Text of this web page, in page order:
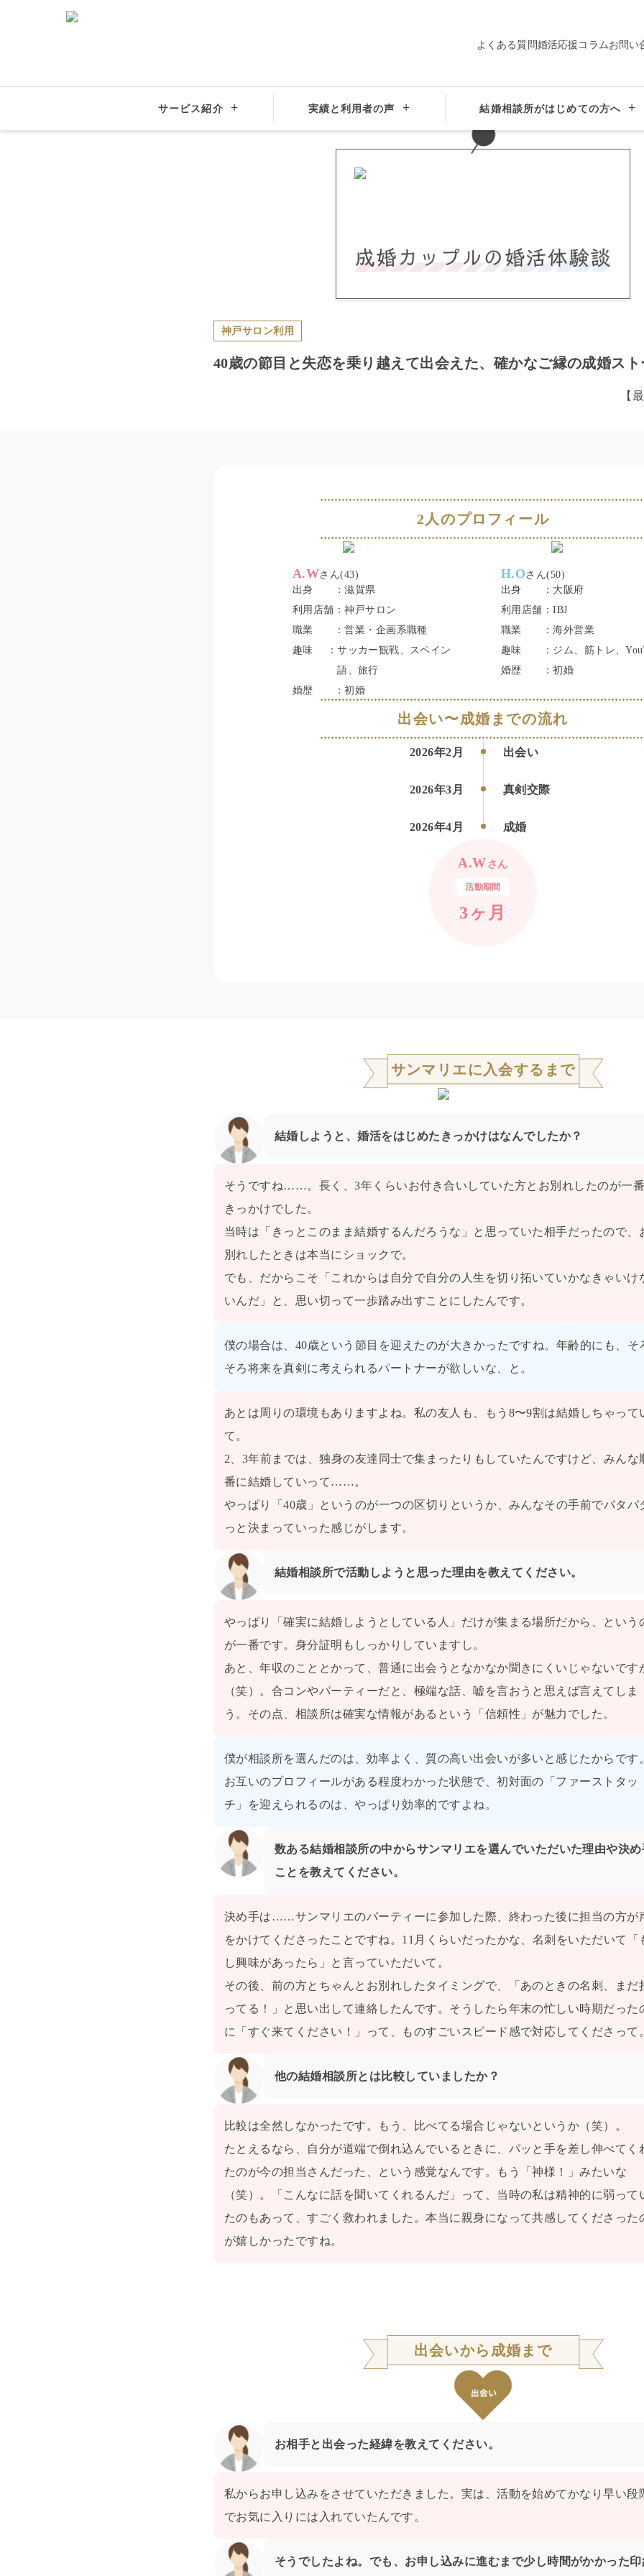
よくある質問婚活応援コラム お問い
サービス紹介 実績と利用者の声 結婚相談所がはじめての方へ
40歳の節目と失恋を乗り越えて出会えた、確かなご縁の成婚ストーリー
神戸サロン利用
40歳の節目と失恋を乗り越えて出会えた、確かなご縁の成婚ス
【
2人のプロフィール
A.Wさん(43)
出身
：滋賀県
利用店舗 ：神戸サロン
職業
：営業・企画系職種
趣味
：サッカー観戦、スペイン
語、旅行
婚歴
：初婚
H.O さん(50)
出身
： 大阪府
利用店舗 ：IBJ
職業
：海外営業
趣味
： ジム、筋トレ、
婚歴
：初婚
出会い〜成婚までの流れ
2026年2月 出会い
2026年3月 真剣交際
2026年4月 成婚
A.W さん
活動期間
3ヶ月
サンマリエに入会するまで
結婚しようと、婚活をはじめたきっかけはなんでしたか？
そうですね……。長く、3年くらいお付き合いしていた方とお別れしたのが一
きっかけでした。
当時は「きっとこのまま結婚するんだろうな」と思っていた相手だったので、
別れしたときは本当にショックで。
でも、だからこそ「これからは自分で自分の人生を切り拓いていかなきゃいけ
いんだ」と、思い切って一歩踏み出すことにしたんです。
僕の場合は、40歳という節目を迎えたのが大きかったですね。年齢的にも、そ
そろ将来を真剣に考えられるパートナーが欲しいな、と。
あとは周りの環境もありますよね。私の友人も、もう8〜9割は結婚しちゃって
て。
2、3年前までは、独身の友達同士で集まったりもしていたんですけど、みんな
番に結婚していって……。
やっぱり「40歳」というのが一つの区切りというか、みんなその手前でパタパ
っと決まっていった感じがします。
結婚相談所で活動しようと思った理由を教えてください。
やっぱり「確実に結婚しようとしている人」だけが集まる場所だから、という
が一番です。身分証明もしっかりしていますし。
あと、年収のこととかって、普通に出会うとなかなか聞きにくいじゃないです
（笑）。合コンやパーティーだと、極端な話、嘘を言おうと思えば言えてしま
う。その点、相談所は確実な情報があるという「信頼性」が魅力でした。
僕が相談所を選んだのは、効率よく、質の高い出会いが多いと感じたからです
お互いのプロフィールがある程度わかった状態で、初対面の「ファーストタッ
チ」を迎えられるのは、やっぱり効率的ですよね。
数ある結婚相談所の中からサンマリエを選んでいただいた理由や決
ことを教えてください。
決め手は……サンマリエのパーティーに参加した際、終わった後に担当の方が
をかけてくださったことですね。11月くらいだったかな、名刺をいただいて「
し興味があったら」と言っていただいて。
その後、前の方とちゃんとお別れしたタイミングで、「あのときの名刺、まだ
ってる！」と思い出して連絡したんです。そうしたら年末の忙しい時期だった
に「すぐ来てください！」って、ものすごいスピード感で対応してくださって
他の結婚相談所とは比較していましたか？
比較は全然しなかったです。もう、比べてる場合じゃないというか（笑）。
たとえるなら、自分が道端で倒れ込んでいるときに、パッと手を差し伸べてく
たのが今の担当さんだった、という感覚なんです。もう「神様！」みたいな
（笑）。「こんなに話を聞いてくれるんだ」って、当時の私は精神的に弱って
たのもあって、すごく救われました。本当に親身になって共感してくださった
が嬉しかったですね。
出会いから成婚まで
お相手と出会った経緯を教えてください。
私からお申し込みをさせていただきました。実は、活動を始めてかなり早い段
でお気に入りには入れていたんです。
そうでしたよね。でも、お申し込みに進むまで少し時間がかかった